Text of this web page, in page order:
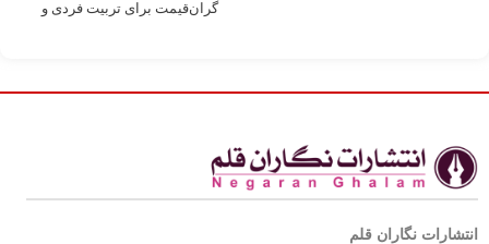
گران‌قیمت برای تربیت فردی و
انتشارات نگاران قلم